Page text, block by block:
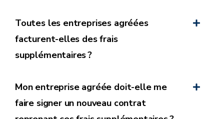
Toutes les entreprises agréées
facturent-elles des frais
supplémentaires ?
Mon entreprise agréée doit-elle me
faire signer un nouveau contrat